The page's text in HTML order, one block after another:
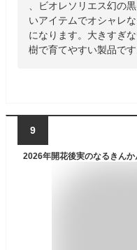
、ビオレソリエス幻の
いアイテムでオシャレ
になります。大きすぎ
樹で育てやすい製品です
9